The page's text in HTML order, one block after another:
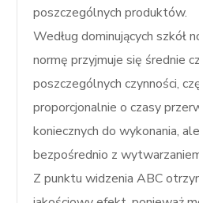
poszczególnych produktów.
Według dominujących szkół
normę przyjmuje się średnie
poszczególnych czynności,
proporcjonalnie o czasy
koniecznych do wykonania,
bezpośrednio z
Z punktu widzenia ABC